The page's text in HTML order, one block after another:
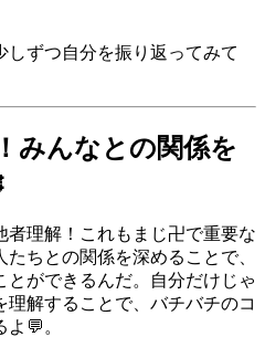
しずつ自分を振り返ってみて
みんなとの関係を
者理解！これもまじ卍で重要な
ちとの関係を深めることで、
とができるんだ。自分だけじゃ
解することで、バチバチのコ
💬。